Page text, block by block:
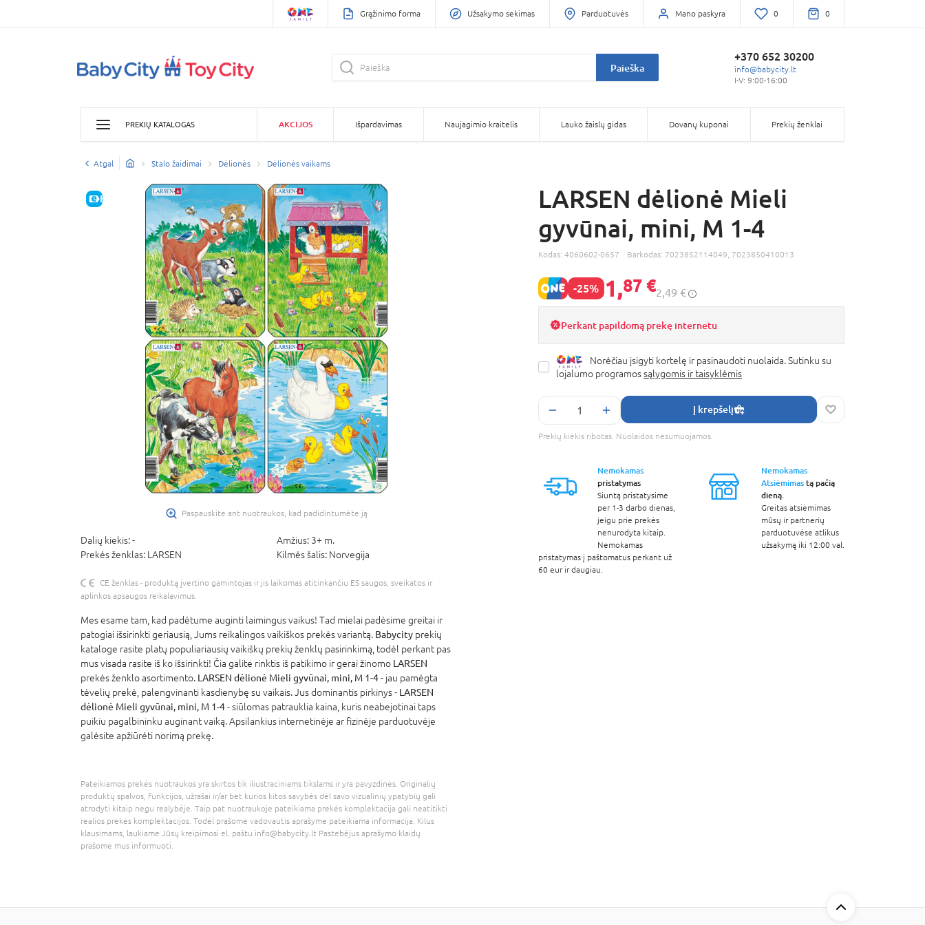
Grąžinimo forma Užsakymo sekimas Parduotuvės Mano paskyra 0 0
Paieška
+370 652 30200
info@babycity.lt
I-V: 9:00-16:00
PREKIŲ KATALOGAS AKCIJOS Išpardavimas Naujagimio kraitelis Lauko žaislų gidas Dovanų kuponai Prekių ženklai
Atgal Stalo žaidimai Dėlionės Dėlionės vaikams
E-KAINA
Paspauskite ant nuotraukos, kad padidintumėte ją
Dalių kiekis:- Amžius: 3+ m.
Prekės ženklas: LARSEN Kilmės šalis: Norvegija
CE ženklas - produktą įvertino gamintojas ir jis laikomas atitinkančiu ES saugos, sveikatos ir
aplinkos apsaugos reikalavimus.
Mes esame tam, kad padėtume auginti laimingus vaikus! Tad mielai padėsime greitai ir
patogiai išsirinkti geriausią, Jums reikalingos vaikiškos prekės variantą. Babycity prekių
kataloge rasite platų populiariausių vaikiškų prekių ženklų pasirinkimą, todėl perkant pas
mus visada rasite iš ko išsirinkti! Čia galite rinktis iš patikimo ir gerai žinomo LARSEN
prekės ženklo asortimento. LARSEN dėlionė Mieli gyvūnai, mini, M 1-4- jau pamėgta
tėvelių prekė, palengvinanti kasdienybę su vaikais. Jus dominantis pirkinys - LARSEN
dėlionė Mieli gyvūnai, mini, M 1-4- siūlomas patrauklia kaina, kuris neabejotinai taps
puikiu pagalbininku auginant vaiką. Apsilankius internetinėje ar fizinėje parduotuvėje
galėsite apžiūrėti norimą prekę.
Pateikiamos prekės nuotraukos yra skirtos tik iliustraciniams tikslams ir yra pavyzdinės. Originalių
produktų spalvos, funkcijos, užrašai ir/ar bet kurios kitos savybės dėl savo vizualinių ypatybių gali
atrodyti kitaip negu realybėje. Taip pat nuotraukoje pateikiama prekės komplektacija gali neatitikti
realios prekės komplektacijos. Todėl prašome vadovautis aprašyme pateikiama informacija. Kilus
klausimams, laukiame Jūsų kreipimosi el. paštu info@babycity.lt Pastebėjus aprašymo klaidų
prašome mus informuoti.
LARSEN dėlionė Mieli
gyvūnai, mini, M 1-4
Kodas: 4060602-0657 Barkodas: 7023852114049, 7023850410013
-25% 1,87 €2,49 €
Perkant papildomą prekę internetu
Norėčiau įsigyti kortelę ir pasinaudoti nuolaida. Sutinku su
lojalumo programossąlygomis ir taisyklėmis
Į krepšelį
Prekių kiekis ribotas. Nuolaidos nesumuojamos.
Nemokamas
pristatymas
Siuntą pristatysime
per 1-3 darbo dienas,
jeigu prie prekės
nenurodyta kitaip.
Nemokamas
pristatymas į paštomatus perkant už
60 eur ir daugiau.
Nemokamas
Atsiėmimastą pačią
dieną.
Greitas atsiėmimas
mūsų ir partnerių
parduotuvėse atlikus
užsakymą iki 12:00 val.